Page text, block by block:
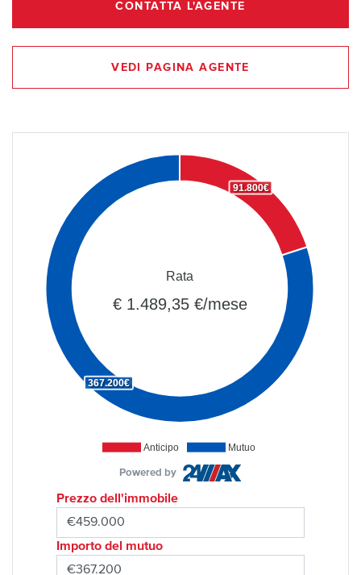
CONTATTA L'AGENTE
VEDI PAGINA AGENTE
Anticipo Mutuo
91.800€
367.200€
Rata
€ 1.489,35 €/mese
Powered by
Prezzo dell'immobile
Importo del mutuo